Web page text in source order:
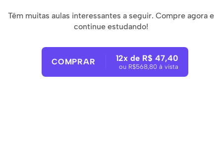
Têm muitas aulas interessantes a seguir. Compre agora e
continue estudando!
COMPRAR 12x de R$ 47,40
ou R$568,80 à vista